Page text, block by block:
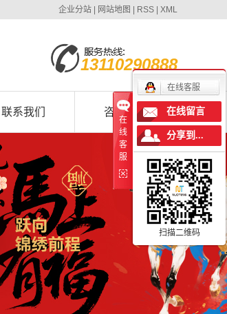
企业分站 网站地图 RSS XML
13110290888
联系我们 咨询我们
在
线
客
服
在线客服
在线留言
分享到...
扫描二维码